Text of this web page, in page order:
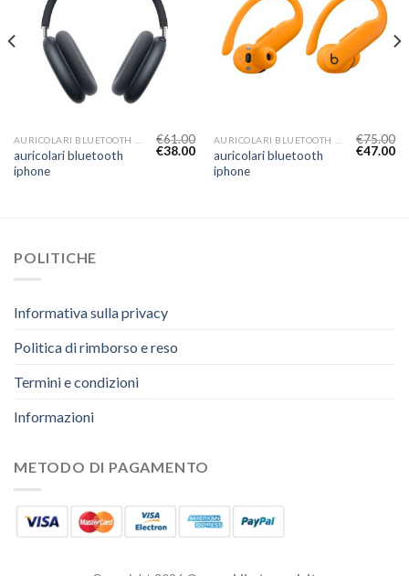
auricolari bluetooth
iphone
€61.00
€38.00
auricolari bluetooth
iphone
€75.00
€47.00
POLITICHE
Informativa sulla privacy
Politica di rimborso e reso
Termini e condizioni
Informazioni
METODO DI PAGAMENTO